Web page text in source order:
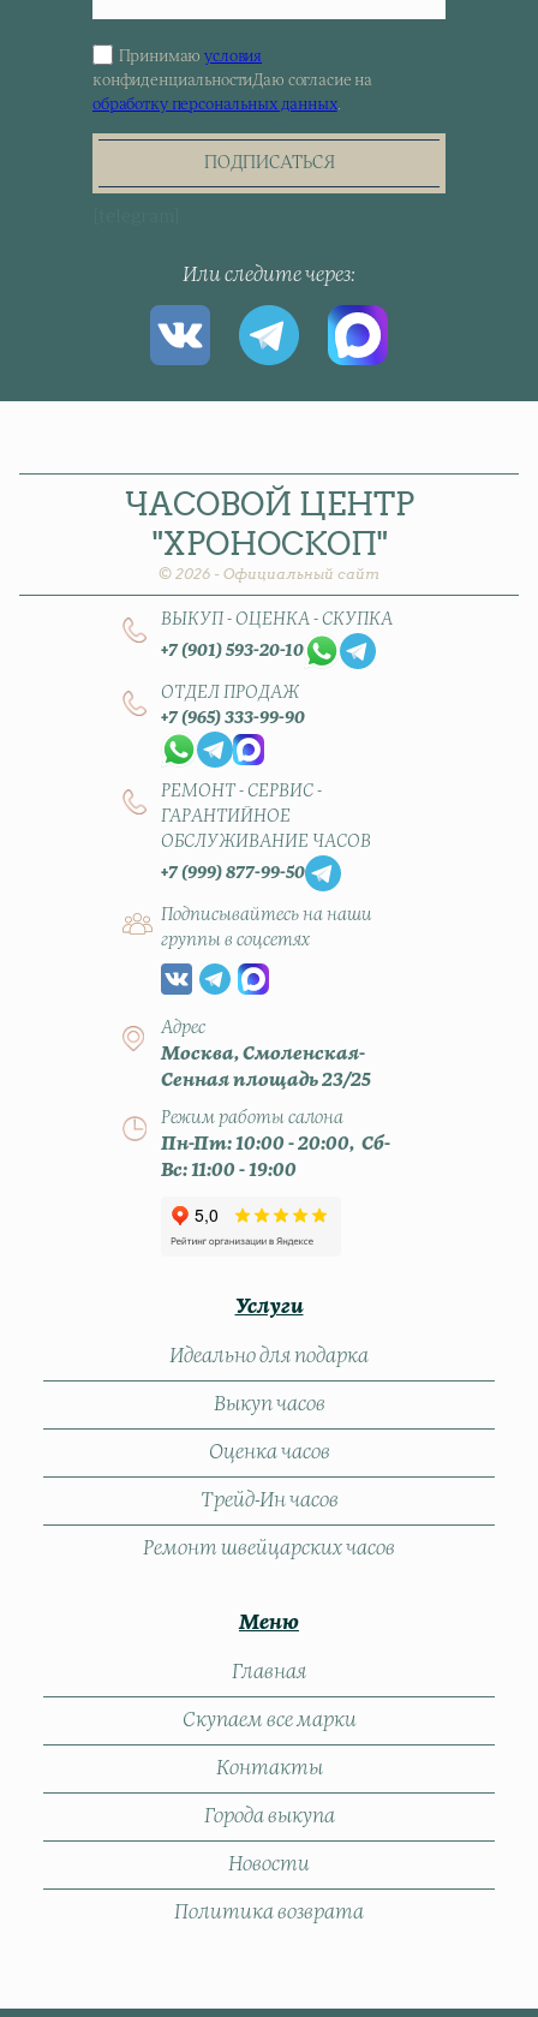
Sign
up
for
the
Принимаюусловия
конфиденциальностиДаю согласие на
обработку персональных данных.
ПОДПИСАТЬСЯ
Или следите через
ЧАСОВОЙ ЦЕНТР
"ХРОНОСКОП"
© 2026 - Официальный сайт
ВЫКУП - ОЦЕНКА - СКУПКА
+7 (901) 593-20-10
ОТДЕЛ ПРОДАЖ
+7 (965) 333-99-90
РЕМОНТ - СЕРВИС -
ГАРАНТИЙНОЕ
ОБСЛУЖИВАНИЕ ЧАСОВ
+7 (999) 877-99-50
Подписывайтесь на наши
группы в соцсетях
Адрес
Москва, Смоленская-
Сенная площадь 23/25
Режим работы салона
Пн-Пт: 10:00 - 20:00, Сб-
Вс: 11:00 - 19:00
Услуги
Идеально для подарка
Выкуп часов
Оценка часов
Трейд-Ин часов
Ремонт швейцарских часов
Меню
Главная
Скупаем все марки
Контакты
Города выкупа
Новости
Политика возврата